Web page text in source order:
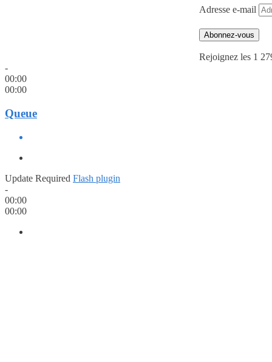
Adresse e-mail
Abonnez-vous
Rejoignez les 1
-
00:00
00:00
Queue
Update Required Flash plugin
-
00:00
00:00